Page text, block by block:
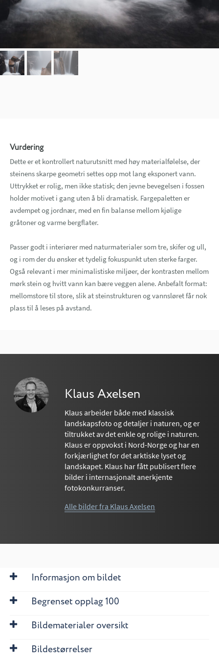
Vurdering
Dette er et kontrollert naturutsnitt med høy materialfølelse, der
steinens skarpe geometri settes opp mot lang eksponert vann.
Uttrykket er rolig, men ikke statisk; den jevne bevegelsen i fossen
holder motivet i gang uten å bli dramatisk. Fargepaletten er
avdempet og jordnær, med en fin balanse mellom kjølige
gråtoner og varme bergflater.
Passer godt i interiører med naturmaterialer som tre, skifer og ull,
og i rom der du ønsker et tydelig fokuspunkt uten sterke farger.
Også relevant i mer minimalistiske miljøer, der kontrasten mellom
mørk stein og hvitt vann kan bære veggen alene. Anbefalt format:
mellomstore til store, slik at steinstrukturen og vannsløret får nok
plass til å leses på avstand.
Klaus Axelsen
Klaus arbeider både med klassisk
landskapsfoto og detaljer i naturen, og er
tiltrukket av det enkle og rolige i naturen.
Klaus er oppvokst i Nord-Norge og har en
forkjærlighet for det arktiske lyset og
landskapet. Klaus har fått publisert flere
bilder i internasjonalt anerkjente
fotokonkurranser.
Alle bilder fra Klaus Axelsen
Informasjon om bildet
Begrenset opplag 100
Bildematerialer oversikt
Bildestørrelser